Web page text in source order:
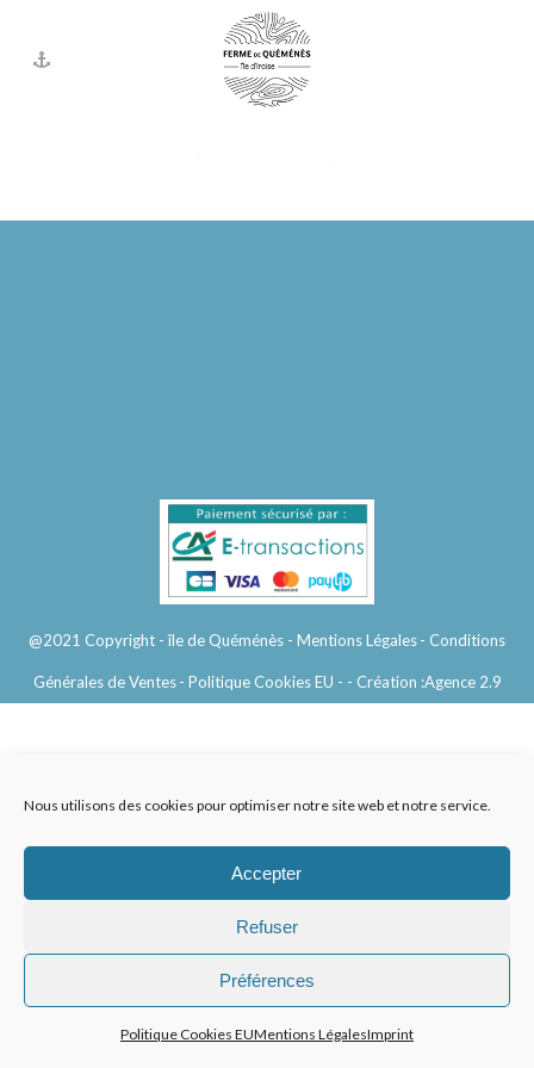
Nous utilisons des cookies pour optimiser notre site web et notre service.
Accepter
Refuser
Préférences
Politique Cookies EUMentions LégalesImprint
@2021 Copyright - île de Quéménès - Mentions Légales- Conditions
Générales de Ventes - Politique Cookies EU - - Création :Agence 2.9